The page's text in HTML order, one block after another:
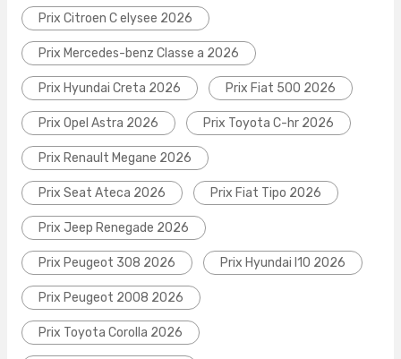
Prix Citroen C elysee 2026
Prix Mercedes-benz Classe a 2026
Prix Hyundai Creta 2026 Prix Fiat 500 2026
Prix Opel Astra 2026 Prix Toyota C-hr 2026
Prix Renault Megane 2026
Prix Seat Ateca 2026 Prix Fiat Tipo 2026
Prix Jeep Renegade 2026
Prix Peugeot 308 2026 Prix Hyundai I10 2026
Prix Peugeot 2008 2026
Prix Toyota Corolla 2026